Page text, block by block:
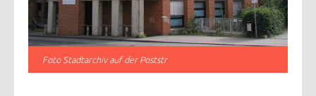
Foto Stadtarchiv auf der Poststr